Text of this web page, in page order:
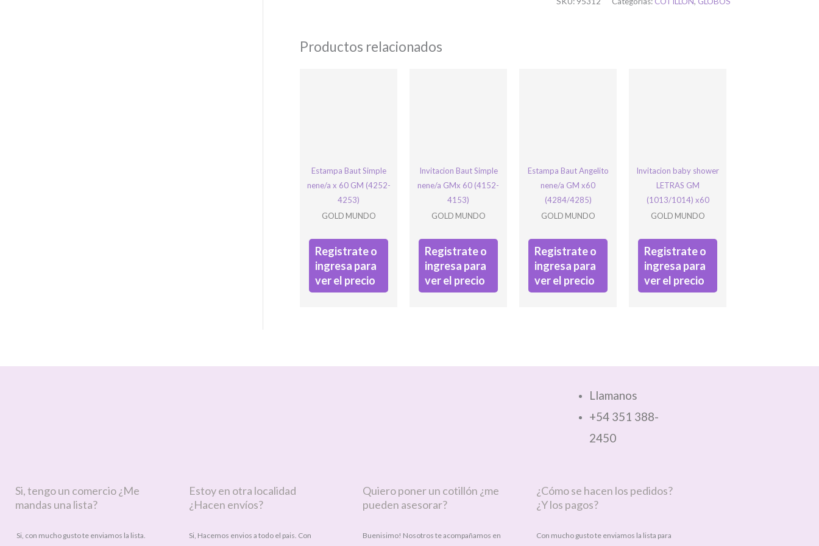
Productos relacionados
Estampa Baut Simple
nene/a x 60 GM (4252-
4253)
GOLD MUNDO
Registrate o
ingresa para
ver el precio
Invitacion Baut Simple
nene/a GMx 60 (4152-
4153)
GOLD MUNDO
Registrate o
ingresa para
ver el precio
Estampa Baut Angelito
nene/a GM x60
(4284/4285)
GOLD MUNDO
Registrate o
ingresa para
ver el precio
Invitacion baby shower
LETRAS GM
(1013/1014) x60
GOLD MUNDO
Registrate o
ingresa para
ver el precio
Llamanos
+54 351 388-
2450
Si, tengo un comercio ¿Me
mandas una lista?
Si, con mucho gusto te enviamos la lista.
Estoy en otra localidad
¿Hacen envíos?
Si, Hacemos envios a todo el pais. Con
Quiero poner un cotillón ¿me
pueden asesorar?
Buenisimo! Nosotros te acompañamos en
¿Cómo se hacen los pedidos?
¿Y los pagos?
Con mucho gusto te enviamos la lista para
sin cambios.